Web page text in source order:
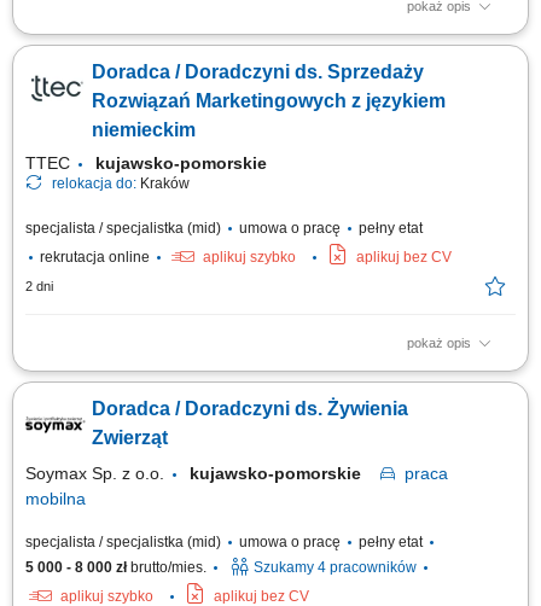
pokaż opis
Opis stanowiska rozwijanie współpracy z klientami biznesowymi poprzez
reklamowych oraz rekomendowanie działań zwiększających ich
skuteczność, identyfikowanie możliwości rozwoju kont i pozyskiwania
dodatkowych...
Doradca / Doradczyni ds. Sprzedaży
Rozwiązań Marketingowych z językiem
niemieckim
TTEC kujawsko-pomorskie
relokacja do: Kraków
specjalista / specjalistka (mid) umowa o pracę
pełny etat
rekrutacja online
aplikuj szybko aplikuj bez CV
2 dni
pokaż opis
Opis stanowiska prowadzenie konsultacji z klientami i rozwijanie
zwiększających skuteczność kampanii reklamowych, analizowanie
wyników marketingowych oraz proponowanie nowych możliwości
Doradca / Doradczyni ds. Żywienia
Zwierząt
Soymax Sp. z o.o. kujawsko-pomorskie
praca
mobilna
specjalista / specjalistka (mid) umowa o pracę
pełny etat
5 000 - 8 000 złbrutto/mies.
Szukamy 4 pracowników
aplikuj szybko
aplikuj bez CV